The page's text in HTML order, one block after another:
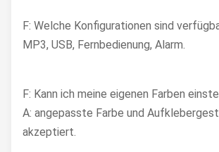
F: Welche Konfigurationen sind
MP3, USB, Fernbedienung, Alarm.
F: Kann ich meine eigenen Farben
A: angepasste Farbe und
akzeptiert.